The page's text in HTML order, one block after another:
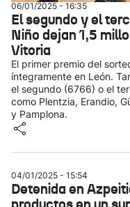
06/01/2025 - 16:35
El segundo y el
Niño dejan 1,5
Vitoria
El primer premio del
íntegramente en León.
el segundo (6766) o el
como Plentzia, Erandio,
y Pamplona.
04/01/2025 - 15:54
Detenida en